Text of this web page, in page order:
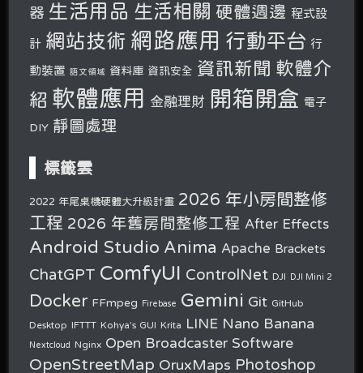
器 生活用品 生活相關 硬體週邊 程式設
計 網站技術 網路應用 行動平台 行
動裝置 語文領域 資料庫 資訊安全 資訊新聞 軟體介
紹 軟體應用 金融理財 開箱開盒 電子
DIY 靜圖處理
標籤雲
2022 年尾桌機硬體大升級計畫 2026 年小房間整修
工程 2026 年舊房間整修工程 After Effects
Android Studio Anima Apache Brackets
ChatGPT ComfyUI ControlNet DJI DJI Mini 2
Docker FFmpeg Firebase Gemini Git GitHub
Desktop IFTTT Kohya's GUI Krita LINE Nano Banana
Nextcloud Nginx Open Broadcaster Software
OpenStreetMap OruxMaps Photoshop